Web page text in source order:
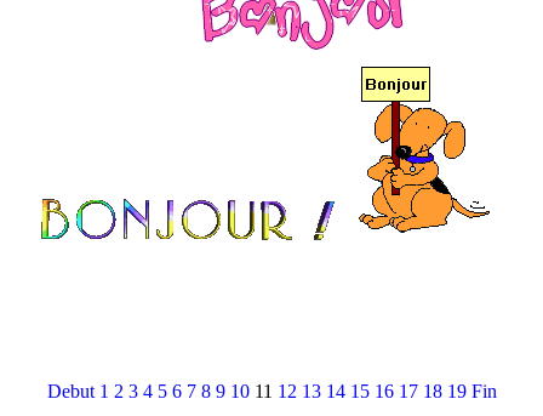
Debut 1 2 3 4 5 6 7 8 9 10 11 12 13 14 15 16 17 18 19 Fin